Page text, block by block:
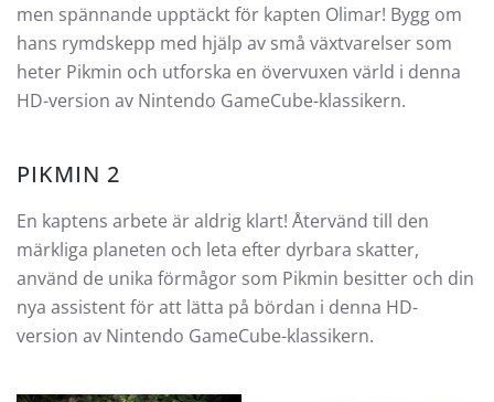
men spännande upptäckt för kapten Olimar! Bygg om
hans rymdskepp med hjälp av små växtvarelser som
heter Pikmin och utforska en övervuxen värld i denna
HD-version av Nintendo GameCube-klassikern.
PIKMIN 2
En kaptens arbete är aldrig klart! Återvänd till den
märkliga planeten och leta efter dyrbara skatter,
använd de unika förmågor som Pikmin besitter och din
nya assistent för att lätta på bördan i denna HD-
version av Nintendo GameCube-klassikern.